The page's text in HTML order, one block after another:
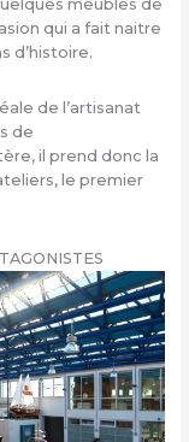
meubles de
qui a fait naitre
d’histoire.
de l’artisanat
de
il prend donc la
le premier